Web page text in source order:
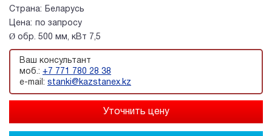
Страна:
Беларусь
Цена:
по запросу
Ø обр. 500 мм, кВт 7,5
Ваш консультант
моб.: +7 771 780 28 38
e-mail: stanki@kazstanex.kz